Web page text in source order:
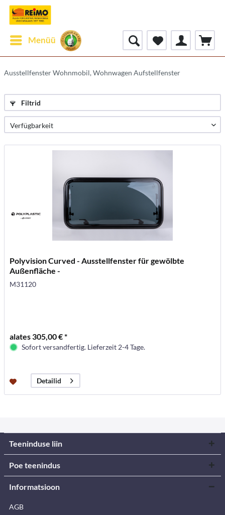
Menüü
Ausstellfenster Wohnmobil, Wohnwagen Aufstellfenster
Filtrid
Polyvision Curved - Ausstellfenster für gewölbte
Außenfläche -
M31120
alates 305,00 € *
Sofort versandfertig. Lieferzeit 2-4 Tage.
Detailid
Teeninduse liin
Poe teenindus
Informatsioon
AGB